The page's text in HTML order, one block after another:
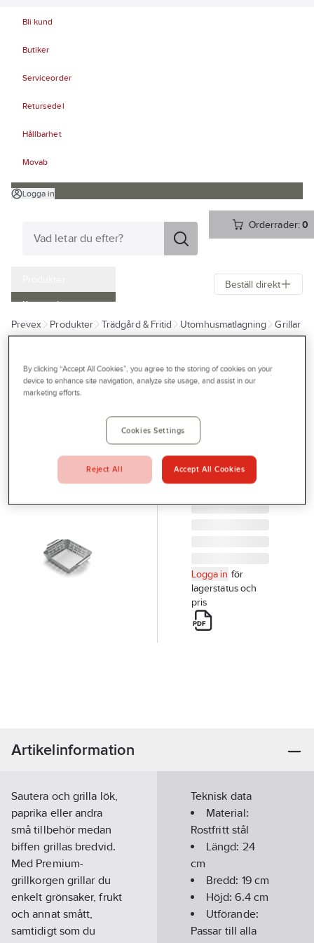
Bli kund
Butiker
Serviceorder
Retursedel
Hållbarhet
Movab
Logga in
Orderrader:0
Kampanjer
Outlet
Bli kund
Profilshop
Serviceverkstad
Företagsprofilering
Beställ direkt
Prevex Produkter Trädgård & Fritid Utomhusmatlagning
Grillar
WEBER
Weber
GRÖNSAKER
LITE 6481
808624
Logga in för
lagerstatus och
pris
Artikelinformation
Sautera och grilla lök,
paprika eller andra
små tillbehör medan
biffen grillas bredvid.
Med Premium-
grillkorgen grillar du
enkelt grönsaker, frukt
och annat smått,
samtidigt som du
Teknisk data
Material:
Rostfritt stål
Längd: 24
cm
Bredd: 19cm
Höjd:6.4cm
Utförande:
Passar till alla
By clicking “Accept All Cookies”, you agree to the storing of cookies on your
device to enhance site navigation, analyze site usage, and assist in our
marketing efforts.
Cookies Settings
Reject All Accept All Cookies